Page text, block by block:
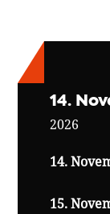
14.
2026
14.
15.